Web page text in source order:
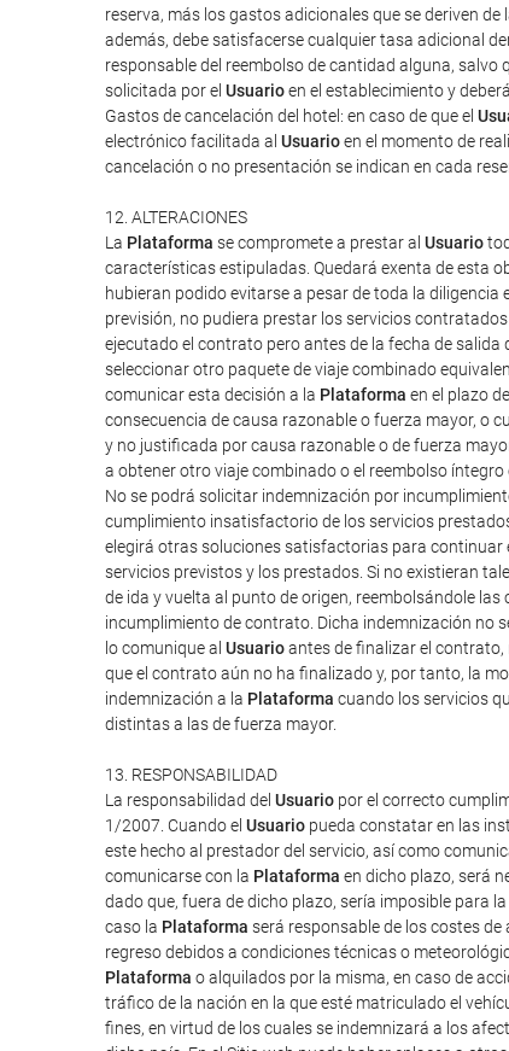
reserva, más los gastos adicionales que se deriven
además, debe satisfacerse cualquier tasa adicional
responsable del reembolso de cantidad alguna,
solicitada por el Usuarioen el establecimiento y
Gastos de cancelación del hotel: en caso de que el
electrónico facilitada al Usuarioen el momento de
cancelación o no presentación se indican en cada
12. ALTERACIONES
La Plataforma se compromete a prestar al Usuario
características estipuladas. Quedará exenta de esta
hubieran podido evitarse a pesar de toda la
previsión, no pudiera prestar los servicios
ejecutado el contrato pero antes de la fecha de salida
seleccionar otro paquete de viaje combinado
comunicar esta decisión a la Plataforma en el plazo
consecuencia de causa razonable o fuerza mayor, o
y no justificada por causa razonable o de fuerza
a obtener otro viaje combinado o el reembolso
No se podrá solicitar indemnización por
cumplimiento insatisfactorio de los servicios
elegirá otras soluciones satisfactorias para continuar
servicios previstos y los prestados. Si no existieran
de ida y vuelta al punto de origen, reembolsándole
incumplimiento de contrato. Dicha indemnización no
lo comunique al Usuarioantes de finalizar el
que el contrato aún no ha finalizado y, por tanto, la
indemnización a la Plataforma cuando los servicios
distintas a las de fuerza mayor.
13. RESPONSABILIDAD
La responsabilidad del Usuario por el correcto
1/2007. Cuando el Usuario pueda constatar en las
este hecho al prestador del servicio, así como
comunicarse con la Plataforma en dicho plazo, será
dado que, fuera de dicho plazo, sería imposible para la
caso la Plataforma será responsable de los costes
regreso debidos a condiciones técnicas o
Plataforma o alquilados por la misma, en caso de
tráfico de la nación en la que esté matriculado el
fines, en virtud de los cuales se indemnizará a los